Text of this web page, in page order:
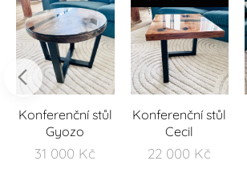
Konferenční stůl
Gyozo
31 000 Kč
Konferenční stůl
Cecil
22 000 Kč